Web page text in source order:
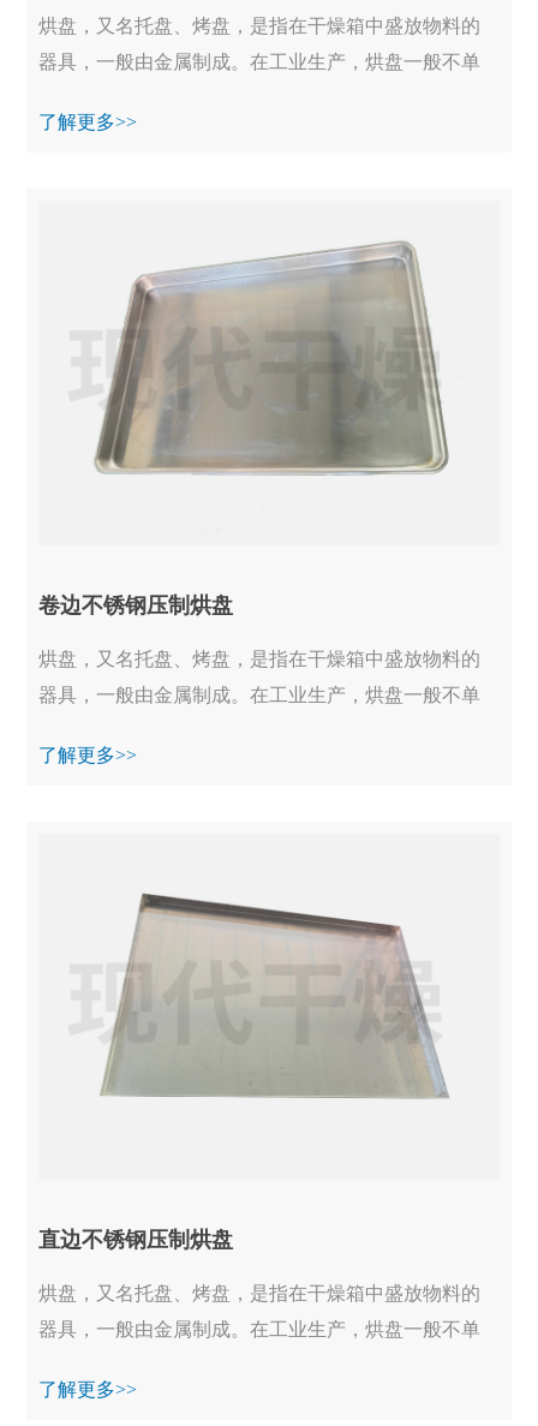
烘盘，又名托盘、烤盘，是指在干燥箱中盛放物料的
器具，一般由金属制成。在工业生产，烘盘一般不单
作...
了解更多>>
卷边不锈钢压制烘盘
烘盘，又名托盘、烤盘，是指在干燥箱中盛放物料的
器具，一般由金属制成。在工业生产，烘盘一般不单
作...
了解更多>>
直边不锈钢压制烘盘
烘盘，又名托盘、烤盘，是指在干燥箱中盛放物料的
器具，一般由金属制成。在工业生产，烘盘一般不单
物...
了解更多>>